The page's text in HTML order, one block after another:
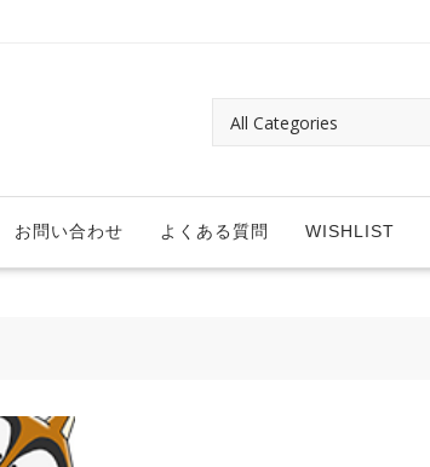
お問い合わせ よくある質問 WISHLIST